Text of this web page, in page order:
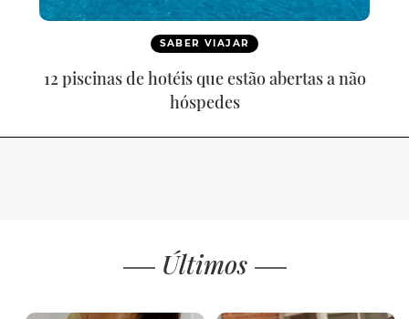
SABER VIAJAR
12 piscinas de hotéis que estão abertas a não
hóspedes
Últimos